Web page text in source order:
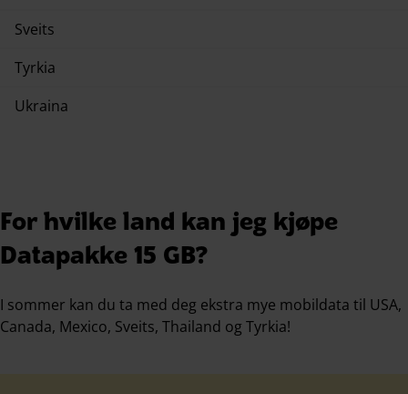
Sveits
Tyrkia
Ukraina
For hvilke land kan jeg kjøpe
Datapakke 15 GB?
I sommer kan du ta med deg ekstra mye mobildata til USA,
Canada, Mexico, Sveits, Thailand og Tyrkia!